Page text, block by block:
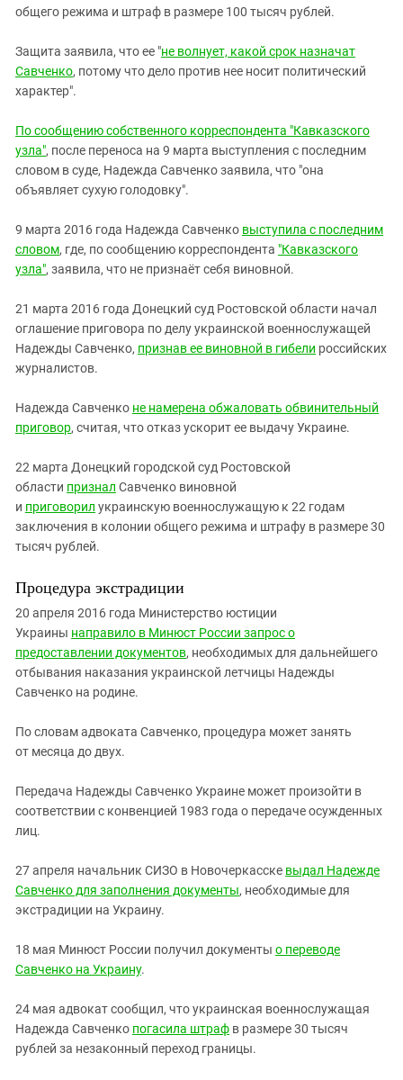
общего режима и штраф в размере 100 тысяч рублей.
Защита заявила, что ее "не волнует, какой срок назначат
Савченко, потому что дело против нее носит политический
характер".
По сообщению собственного корреспондента "Кавказского
узла", после переноса на 9 марта выступления с последним
словом в суде, Надежда Савченко заявила, что "она
объявляет сухую голодовку".
9 марта 2016 года Надежда Савченко выступила с последним
словом, где, по сообщению корреспондента "Кавказского
узла", заявила, что не признаёт себя виновной.
21 марта 2016 года Донецкий суд Ростовской области начал
оглашение приговора по делу украинской военнослужащей
Надежды Савченко, признав ее виновной в гибели российских
журналистов.
Надежда Савченко не намерена обжаловать обвинительный
приговор, считая, что отказ ускорит ее выдачу Украине.
22 марта Донецкий городской суд Ростовской
области признал Савченко виновной
и приговорил украинскую военнослужащую к 22 годам
заключения в колонии общего режима и штрафу в размере 30
тысяч рублей.
Процедура экстрадиции
20 апреля 2016 года Министерство юстиции
Украины направило в Минюст России запрос о
предоставлении документов, необходимых для дальнейшего
отбывания наказания украинской летчицы Надежды
Савченко на родине.
По словам адвоката Савченко, процедура может занять
от месяца до двух.
Передача Надежды Савченко Украине может произойти в
соответствии с конвенцией 1983 года о передаче осужденных
лиц.
27 апреля начальник СИЗО в Новочеркасске выдал Надежде
Савченко для заполнения документы, необходимые для
экстрадиции на Украину.
18 мая Минюст России получил документы о переводе
Савченко на Украину.
24 мая адвокат сообщил, что украинская военнослужащая
Надежда Савченко погасила штраф в размере 30 тысяч
рублей за незаконный переход границы.